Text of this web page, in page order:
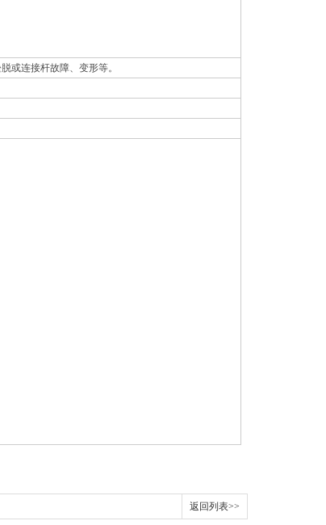
或连接杆故障、变形等。
返回列表>>